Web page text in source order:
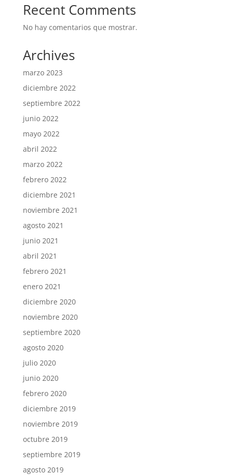
Recent Comments
No hay comentarios que mostrar.
Archives
marzo 2023
diciembre 2022
septiembre 2022
junio 2022
mayo 2022
abril 2022
marzo 2022
febrero 2022
diciembre 2021
noviembre 2021
agosto 2021
junio 2021
abril 2021
febrero 2021
enero 2021
diciembre 2020
noviembre 2020
septiembre 2020
agosto 2020
julio 2020
junio 2020
febrero 2020
diciembre 2019
noviembre 2019
octubre 2019
septiembre 2019
agosto 2019